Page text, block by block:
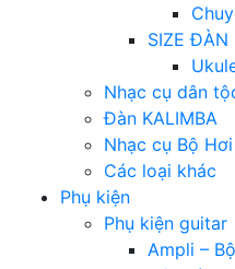
SIZE ĐÀN
Nhạc cụ dân
Đàn KALIMBA
Nhạc cụ Bộ Hơi
Các loại khác
Phụ kiện
Phụ kiện guitar
Ampli –